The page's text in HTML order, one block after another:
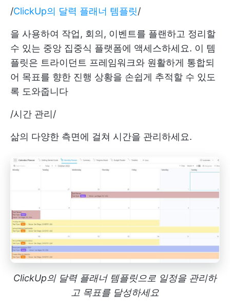
/ClickUp의 달력 플래너 템플릿/
을 사용하여 작업, 회의, 이벤트를 플랜하고 정리할
수 있는 중앙 집중식 플랫폼에 액세스하세요. 이 템
플릿은 트라이던트 프레임워크와 원활하게 통합되
어 목표를 향한 진행 상황을 손쉽게 추적할 수 있도
록 도와줍니다
/시간 관리/
삶의 다양한 측면에 걸쳐 시간을 관리하세요.
ClickUp의 달력 플래너 템플릿으로 일정을 관리하
고 목표를 달성하세요